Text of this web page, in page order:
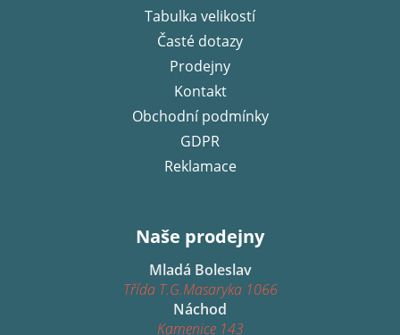
Tabulka velikostí
Časté dotazy
Prodejny
Kontakt
Obchodní podmínky
GDPR
Reklamace
Naše prodejny
Mladá Boleslav
Třída T.G.Masaryka 1066
Náchod
Kamenice 143